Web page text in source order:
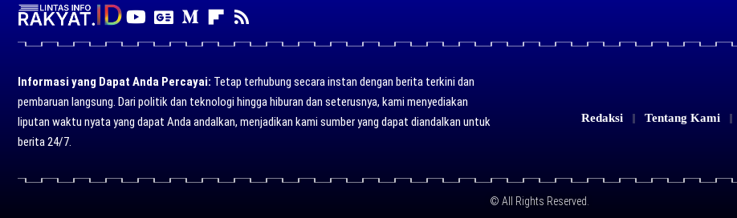
Informasi yang Dapat Anda Percayai: Tetap terhubung secara instan dengan berita terkini dan
pembaruan langsung. Dari politik dan teknologi hingga hiburan dan seterusnya, kami menyediakan
liputan waktu nyata yang dapat Anda andalkan, menjadikan kami sumber yang dapat diandalkan untuk
berita 24/7.
Redaksi Tentang Kami
© All Rights Reserved.